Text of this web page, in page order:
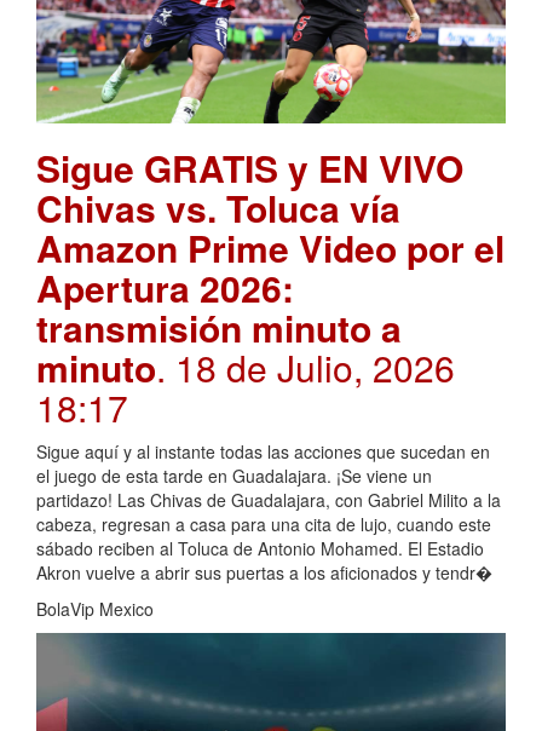
Sigue GRATIS y EN VIVO
Chivas vs. Toluca vía
Amazon Prime Video por el
Apertura 2026:
transmisión minuto a
minuto. 18 de Julio, 2026
18:17
Sigue aquí y al instante todas las acciones que sucedan en
el juego de esta tarde en Guadalajara. ¡Se viene un
partidazo! Las Chivas de Guadalajara, con Gabriel Milito a la
cabeza, regresan a casa para una cita de lujo, cuando este
sábado reciben al Toluca de Antonio Mohamed. El Estadio
Akron vuelve a abrir sus puertas a los aficionados y tendr�
BolaVip Mexico